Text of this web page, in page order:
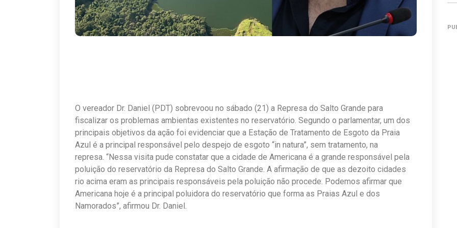
O vereador Dr. Daniel (PDT) sobrevoou no sábado (21) a Represa do Salto Grande para
fiscalizar os problemas ambientas existentes no reservatório. Segundo o parlamentar, um dos
principais objetivos da ação foi evidenciar que a Estação de Tratamento de Esgoto da Praia
Azul é a principal responsável pelo despejo de esgoto “in natura”, sem tratamento, na
represa. “Nessa visita pude constatar que a cidade de Americana é a grande responsável pela
poluição do reservatório da Represa do Salto Grande. A afirmação de que as dezoito cidades
rio acima eram as principais responsáveis pela poluição não procede. Podemos afirmar que
Americana hoje é a principal poluidora do reservatório que forma as Praias Azul e dos
Namorados”, afirmou Dr. Daniel.